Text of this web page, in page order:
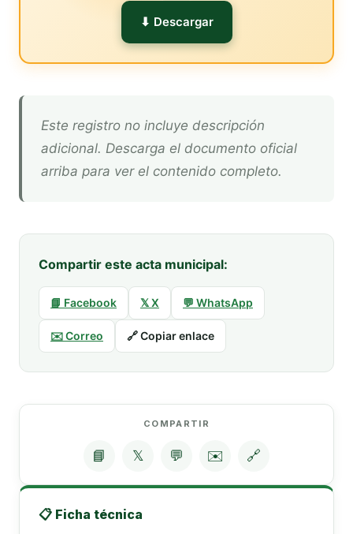
⬇ Descargar
Este registro no incluye descripción
adicional. Descarga el documento oficial
arriba para ver el contenido completo.
Compartir este acta municipal:
📘 Facebook 𝕏 X 💬 WhatsApp
✉️ Correo 🔗 Copiar enlace
COMPARTIR
📘 𝕏 💬 ✉️ 🔗
📋 Ficha técnica